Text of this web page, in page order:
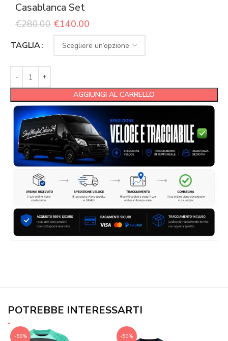
Casablanca Set
€280.00 €140.00
TAGLIA
AGGIUNGI AL CARRELLO
POTREBBE INTERESSARTI
-50% -50%